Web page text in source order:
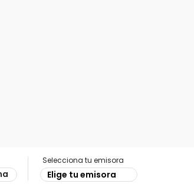
Selecciona tu emisora
Elige tu emisora